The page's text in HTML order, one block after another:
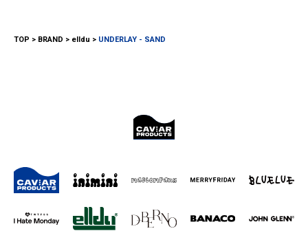
TOP BRAND elldu UNDERLAY - SAND